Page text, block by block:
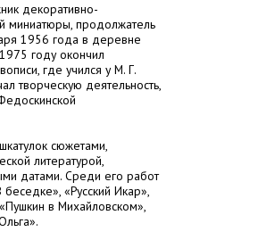
декоративно-
миниатюры, продолжатель
1956 года в деревне
году окончил
где учился у М. Г.
творческую деятельность,
сюжетами,
литературой,
датами. Среди его работ
«Русский Икар»,
в Михайловском»,